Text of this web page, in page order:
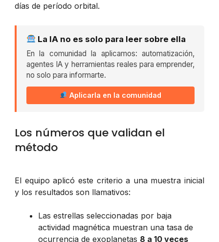
días de período orbital.
La IA no es solo para leer sobre ella
En la comunidad la aplicamos: automatización,
agentes IA y herramientas reales para emprender,
no solo para informarte.
Aplicarla en la comunidad
Los números que validan el
método
El equipo aplicó este criterio a una muestra inicial
y los resultados son llamativos:
Las estrellas seleccionadas por baja
actividad magnética muestran una tasa de
ocurrencia de exoplanetas 8 a 10 veces